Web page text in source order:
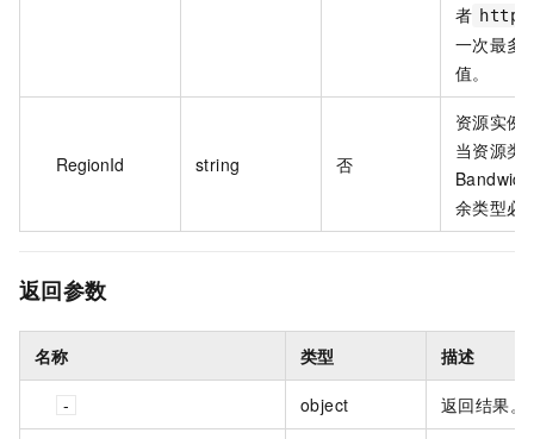
者
一次最多
值。
RegionId string 否
资源实例
当资源类
余类型必
返回参数
名称 类型 描述
object 返回结果。